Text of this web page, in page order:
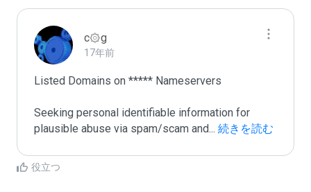
c۞g
17年前
Listed Domains on ***** Nameservers
Seeking personal identifiable information for
plausible abuse via spam/scam and... 続きを読む
役立つ